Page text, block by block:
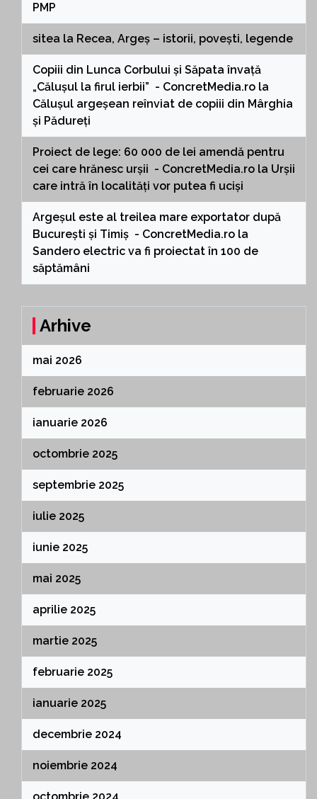
PMP
sitea la Recea, Argeș – istorii, povești, legende
Copiii din Lunca Corbului și Săpata învață
„Călușul la firul ierbii” - ConcretMedia.ro la
Călușul argeșean reînviat de copiii din Mârghia
și Pădureți
Proiect de lege: 60 000 de lei amendă pentru
cei care hrănesc urșii - ConcretMedia.ro la Urșii
care intră în localități vor putea fi uciși
Argeșul este al treilea mare exportator după
București și Timiș - ConcretMedia.ro la
Sandero electric va fi proiectat în 100 de
săptămâni
Arhive
mai 2026
februarie 2026
ianuarie 2026
octombrie 2025
septembrie 2025
iulie 2025
iunie 2025
mai 2025
aprilie 2025
martie 2025
februarie 2025
ianuarie 2025
decembrie 2024
noiembrie 2024